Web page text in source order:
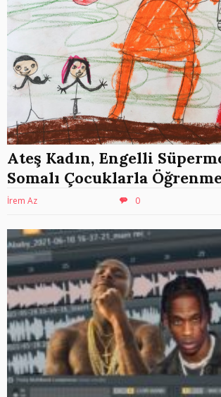
Ateş Kadın, Engelli
Somalı Çocuklarla
İrem Az 0